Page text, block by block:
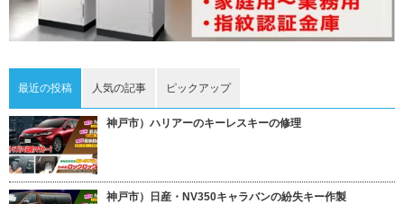
最近の投稿 人気の記事 ピックアップ
神戸市）ハリアーのキーレスキーの修理
神戸市）日産・NV350キャラバンの紛失キー作製